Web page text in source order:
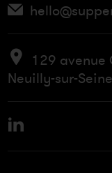
129
Neuilly-sur-Seine